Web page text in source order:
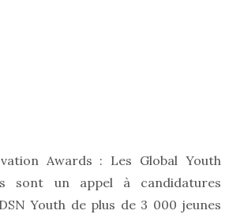
Awards : Les Global Youth
sont un appel à candidatures
Youth de plus de 3 000 jeunes